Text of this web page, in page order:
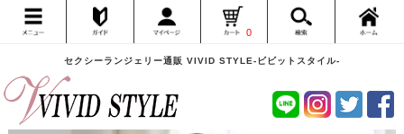
セクシーランジェリー通販 VIVID STYLE-ビビットスタイル-
0